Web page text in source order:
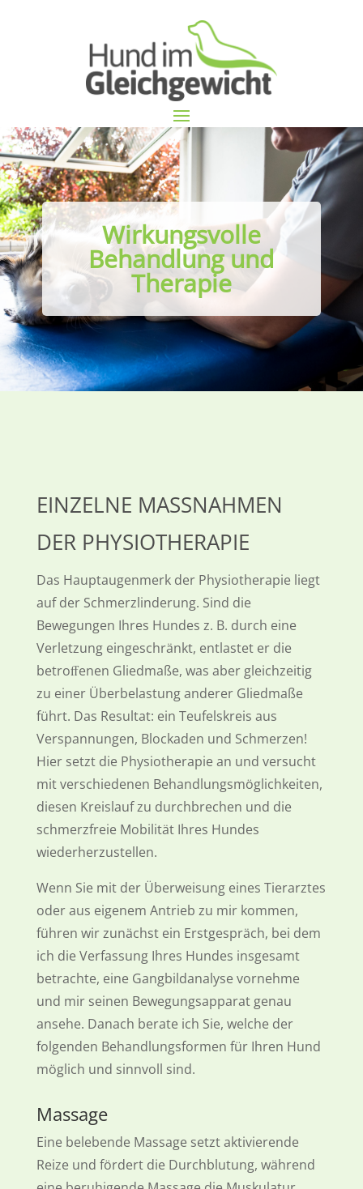
Wirkungsvolle
Behandlung und
Therapie
EINZELNE MASSNAHMEN D
ER PHYSIOTHERAPIE
Das Hauptaugenmerk der Physiotherapie liegt
auf der Schmerzlinderung. Sind die
Bewegungen Ihres Hundes z. B. durch eine
Verletzung eingeschränkt, entlastet er die
betroﬀenen Gliedmaße, was aber gleichzeitig
zu einer Überbelastung anderer Gliedmaße
führt. Das Resultat: ein Teufelskreis aus
Verspannungen, Blockaden und Schmerzen!
Hier setzt die Physiotherapie an und versucht
mit verschiedenen Behandlungsmöglichkeiten,
diesen Kreislauf zu durchbrechen und die
schmerzfreie Mobilität Ihres Hundes
wiederherzustellen.
Wenn Sie mit der Überweisung eines Tierarztes
oder aus eigenem Antrieb zu mir kommen,
führen wir zunächst ein Erstgespräch, bei dem
ich die Verfassung Ihres Hundes insgesamt
betrachte, eine Gangbildanalyse vornehme
und mir seinen Bewegungsapparat genau
ansehe. Danach berate ich Sie, welche der
folgenden Behandlungsformen für Ihren Hund
möglich und sinnvoll sind.
Massage
Eine belebende Massage setzt aktivierende
Reize und fördert die Durchblutung, während